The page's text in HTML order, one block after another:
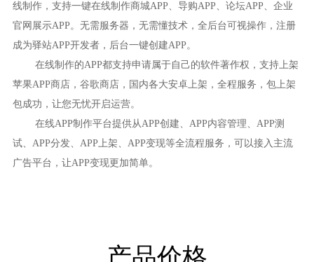
线制作，支持一键在线制作商城APP、导购APP、论坛APP、企业
官网展示APP。无需服务器，无需懂技术，全后台可视操作，注册
成为驿站APP开发者，后台一键创建APP。
在线制作的APP都支持申请属于自己的软件著作权，支持上架
苹果APP商店，谷歌商店，国内各大安卓上架，全程服务，包上架
包成功，让您无忧开启运营。
在线APP制作平台提供从APP创建、APP内容管理、APP测
试、APP分发、APP上架、APP变现等全流程服务，可以接入主流
广告平台，让APP变现更加简单。